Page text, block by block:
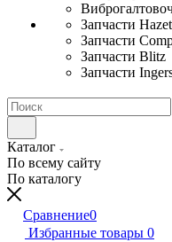
Запчасти Hazet
Запчасти
Запчасти Blitz
Запчасти
Каталог
По всему сайту
По каталогу
Сравнение0
Избранные товары 0